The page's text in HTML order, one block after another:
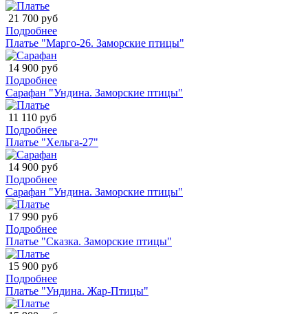
21 700 руб
Подробнее
Платье "Марго-26. Заморские птицы"
14 900 руб
Подробнее
Сарафан "Ундина. Заморские птицы"
11 110 руб
Подробнее
Платье "Хельга-27"
14 900 руб
Подробнее
Сарафан "Ундина. Заморские птицы"
17 990 руб
Подробнее
Платье "Сказка. Заморские птицы"
15 900 руб
Подробнее
Платье "Ундина. Жар-Птицы"